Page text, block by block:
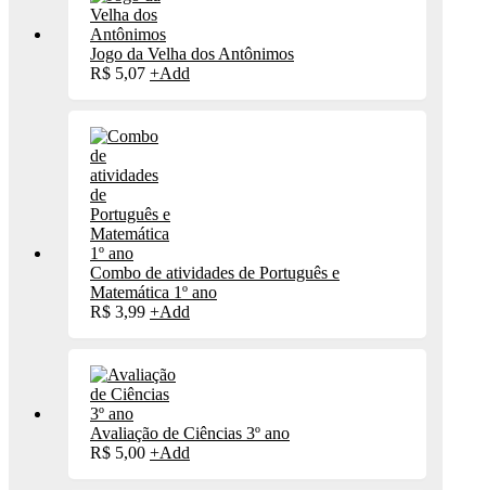
Jogo da Velha dos Antônimos
R$ 5,07 +Add
Combo de atividades de Português e
Matemática 1º ano
R$ 3,99 +Add
Avaliação de Ciências 3º ano
R$ 5,00 +Add